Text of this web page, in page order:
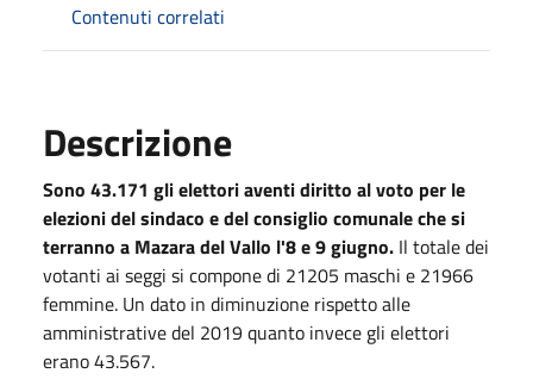
Contenuti correlati
Descrizione
Sono 43.171 gli elettori aventi diritto al voto per le
elezioni del sindaco e del consiglio comunale che si
terranno a Mazara del Vallo l'8 e 9 giugno. Il totale dei
votanti ai seggi si compone di 21205 maschi e 21966
femmine. Un dato in diminuzione rispetto alle
amministrative del 2019 quanto invece gli elettori
erano 43.567.